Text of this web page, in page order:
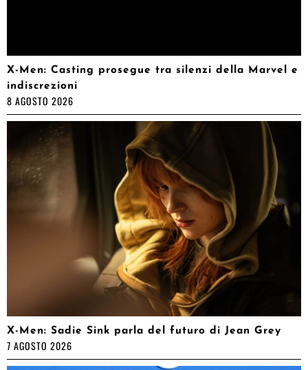
X-Men: Casting prosegue tra silenzi della Marvel e
indiscrezioni
8 AGOSTO 2026
X-Men: Sadie Sink parla del futuro di Jean Grey
7 AGOSTO 2026